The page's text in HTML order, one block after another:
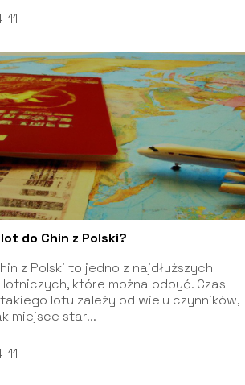
do Chin z Polski?
z Polski to jedno z najdłuższych
które można odbyć. Czas
lotu zależy od wielu czynników,
miejsce star...